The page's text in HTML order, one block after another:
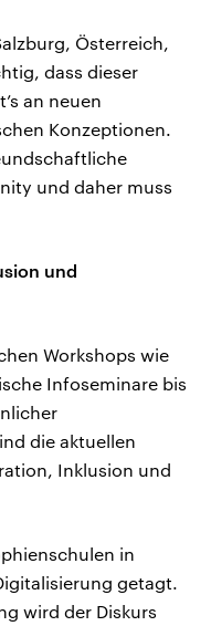
Österreich,
dass dieser
an neuen
Konzeptionen.
und daher muss
und
Workshops wie
Infoseminare bis
die aktuellen
Inklusion und
in
getagt.
wird der Diskurs